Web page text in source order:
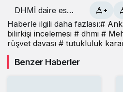
DHMİ daire eski
başkanı Acar’ın
tutukluluk hali
devam edecek
+
Haberle ilgili daha fazlası:#
bilirkişi incelemesi # dhmi #
rüşvet davası # tutukluluk
Benzer Haberler